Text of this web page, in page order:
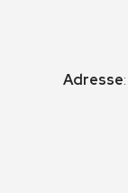
Adresse: